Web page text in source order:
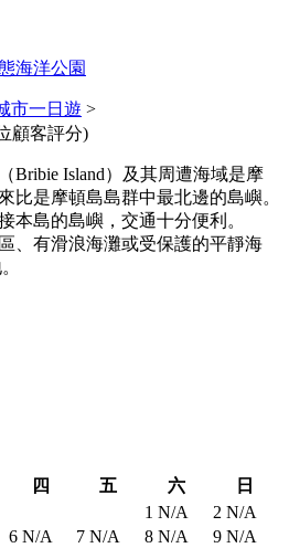
海洋公園
市一日遊 >
顧客評分)
Bribie Island）及其周遭海域是摩
比是摩頓島島群中最北邊的島嶼。
本島的島嶼，交通十分便利。
、有滑浪海灘或受保護的平靜海
四 五 六
日
1 N/A 2 N/A
6 N/A 7 N/A 8 N/A 9 N/A